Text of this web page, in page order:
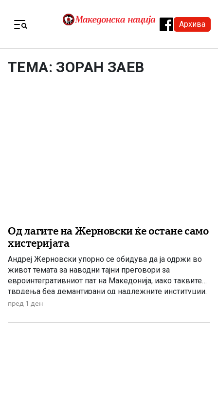
Архива
ТЕМА: ЗОРАН ЗАЕВ
Од лагите на Жерновски ќе остане само
хистеријата
Андреј Жерновски упорно се обидува да ја одржи во
живот темата за наводни тајни преговори за
евроинтегративниот пат на Македонија, иако таквите
тврдења беа демантирани од надлежните институции.
Како што им пукна меурот од сапуница наречен
конструкција – дека власта тајно се подготвува да го
пред 1 ден